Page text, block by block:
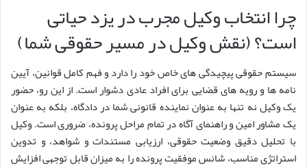
چرا انتخاب وکیل مجرب در یزد حیاتی
است؟ (نقش وکیل در مسیر حقوقی شما)
سیستم حقوقی پیچیدگی های خاص خود را دارد و فهم کامل قوانین، آیین
نامه ها و رویه های قضایی برای افراد عادی دشوار است. از این رو، حضور
یک وکیل نه تنها به عنوان نماینده قانونی شما در دادگاه، بلکه به عنوان
یک مشاور امین و راهنمای آگاه در تمام مراحل پرونده، ضروری است. وکیل
با تحلیل دقیق وضعیت حقوقی، ارزیابی مستندات و شواهد، و تدوین
استراتژی مناسب، شانس موفقیت پرونده را به میزان قابل توجهی افزایش